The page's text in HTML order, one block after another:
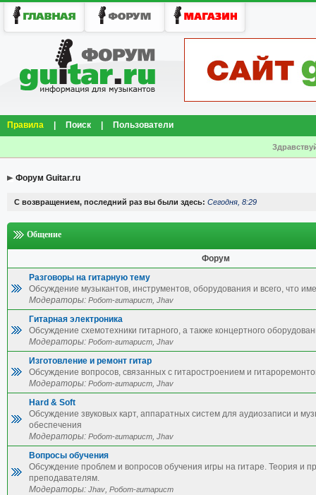
Правила Поиск Пользователи
Форум Guitar.ru
С возвращением, последний раз вы были здесь: Сегодня, 8:29
Общение
Форум
Разговоры на гитарную тему
Обсуждение музыкантов, инструментов, оборудования и всего, что
Модераторы: Робот-гитарист, Jhav
Гитарная электроника
Обсуждение схемотехники гитарного, а также концертного
Модераторы: Робот-гитарист, Jhav
Изготовление и ремонт гитар
Обсуждение вопросов, связанных с гитаростроением и
Модераторы: Робот-гитарист, Jhav
Hard & Soft
Обсуждение звуковых карт, аппаратных систем для аудиозаписи и
обеспечения
Модераторы: Робот-гитарист, Jhav
Вопросы обучения
Обсуждение проблем и вопросов обучения игры на гитаре. Теория и
преподавателям.
Модераторы: Jhav, Робот-гитарист